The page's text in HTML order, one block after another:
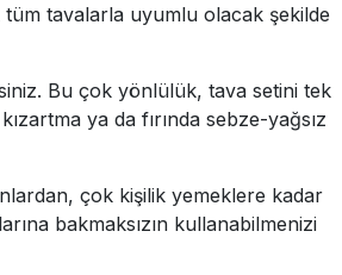
tavalarla uyumlu olacak şekilde
Bu çok yönlülük, tava setini tek
ya da fırında sebze-yağsız
çok kişilik yemeklere kadar
bakmaksızın kullanabilmenizi